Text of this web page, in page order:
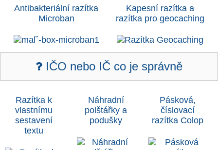
Antibakteriální razítka
Microban
Kapesní razítka a
razítka pro geocaching
IČO nebo IČ co je správně
Razítka k
vlastnímu
sestavení
textu
Náhradní
polštářky a
podušky
Pásková,
číslovací
razítka Colop